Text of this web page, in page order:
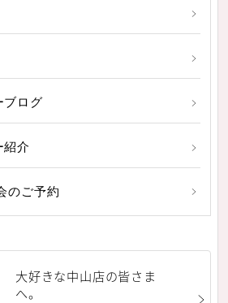
ブログ
紹介
のご予約
大好きな中山店の皆さま
へ。